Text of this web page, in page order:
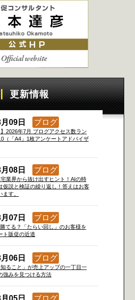
更新情報
09日 ブログ
】2026年7月 ブログアクセス数ラン
（「A4」1枚アンケートアドバイザ
08日 ブログ
業界から抜け出すヒント！AIの時
仮説と検証の繰り返し！答えはお客
す。
07日 ブログ
てる？「たらい回し」のお客様を
ト販促の近道
06日 ブログ
知ること」が売上アップの一丁目一
強みを見つける方法
05日 ブログ